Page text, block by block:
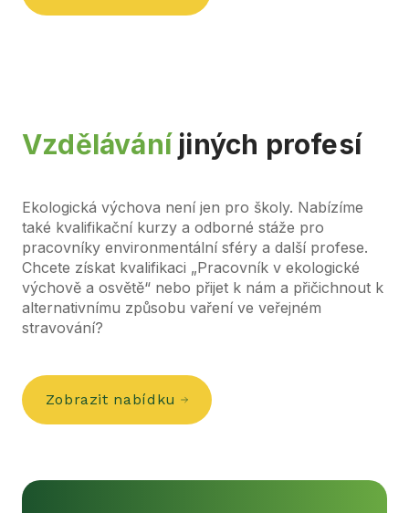
Vzdělávání jiných profesí
Ekologická výchova není jen pro školy. Nabízíme
také kvalifikační kurzy a odborné stáže pro
pracovníky environmentální sféry a další profese.
Chcete získat kvalifikaci „Pracovník v ekologické
výchově a osvětě“ nebo přijet k nám a přičichnout k
alternativnímu způsobu vaření ve veřejném
stravování?
Zobrazit nabídku